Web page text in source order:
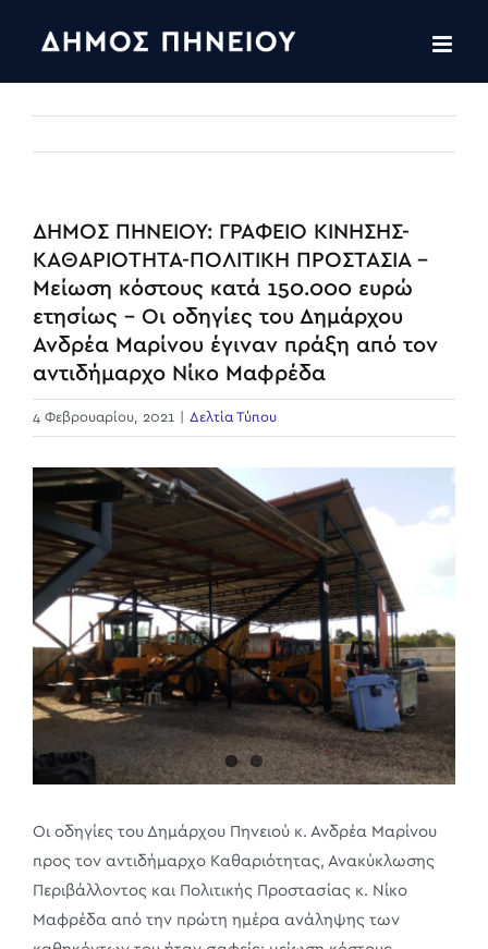
ΔΗΜΟΣ ΠΗΝΕΙΟΥ: ΓΡΑΦΕΙΟ ΚΙΝΗΣΗΣ-
ΚΑΘΑΡΙΟΤΗΤΑ-ΠΟΛΙΤΙΚΗ ΠΡΟΣΤΑΣΙΑ –
Μείωση κόστους κατά 150.000 ευρώ
ετησίως – Οι οδηγίες του Δημάρχου
Ανδρέα Μαρίνου έγιναν πράξη από τον
αντιδήμαρχο Νίκο Μαφρέδα
4 Φεβρουαρίου, 2021 Δελτία Τύπου
View
Larger
Image
Οι οδηγίες του Δημάρχου Πηνειού κ. Ανδρέα Μαρίνου
προς τον αντιδήμαρχο Καθαριότητας, Ανακύκλωσης
Περιβάλλοντος και Πολιτικής Προστασίας κ. Νίκο
Μαφρέδα από την πρώτη ημέρα ανάληψης των